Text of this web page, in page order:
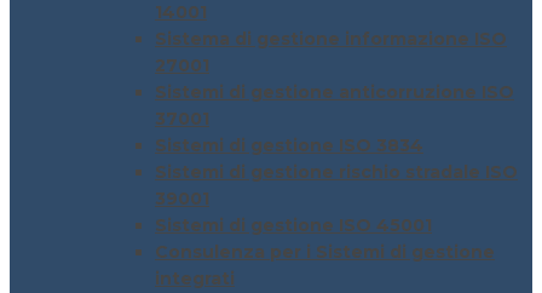
14001
Sistema di gestione informazione ISO
27001
Sistemi di gestione anticorruzione ISO
37001
Sistemi di gestione ISO 3834
Sistemi di gestione rischio stradale ISO
39001
Sistemi di gestione ISO 45001
Consulenza per i Sistemi di gestione
integrati